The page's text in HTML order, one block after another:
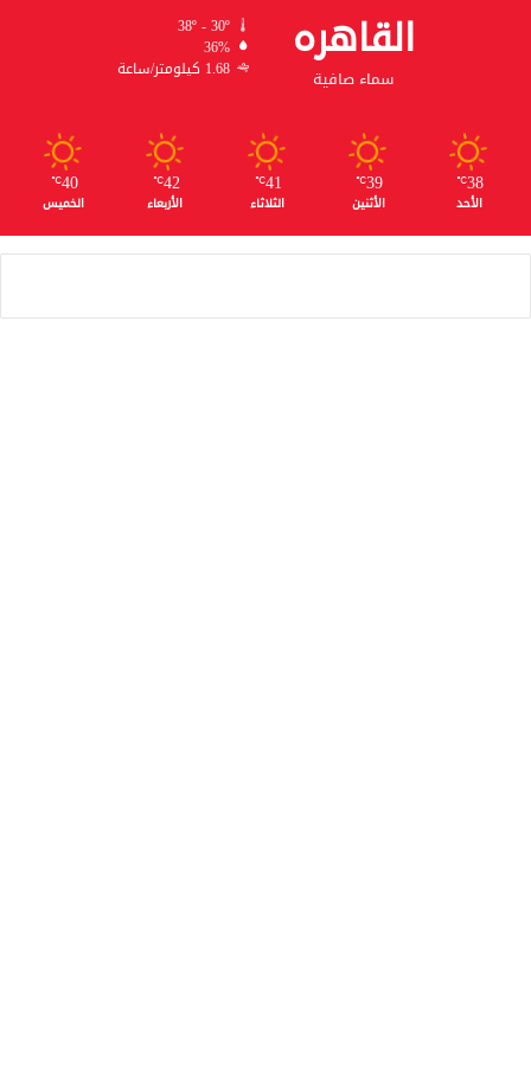
القاهره
سماء صافية
38º - 30º
36%
1.68 كيلومتر/ساعة
38
℃
الأحد
39
℃
الأثنين
41
℃
الثلاثاء
42
℃
الأربعاء
40
℃
الخميس